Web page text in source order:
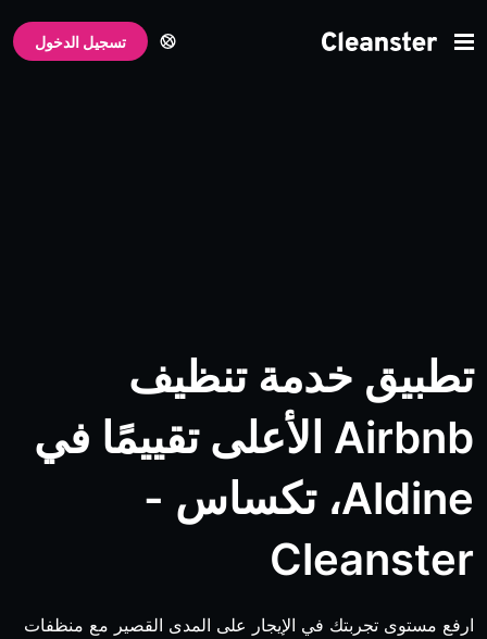
تسجيل الدخول
خدمة تنظيف
Airbnb الأعلى تقييمًا في
Aldine، تكساس -
في الإيجار على المدى القصير مع منظفات